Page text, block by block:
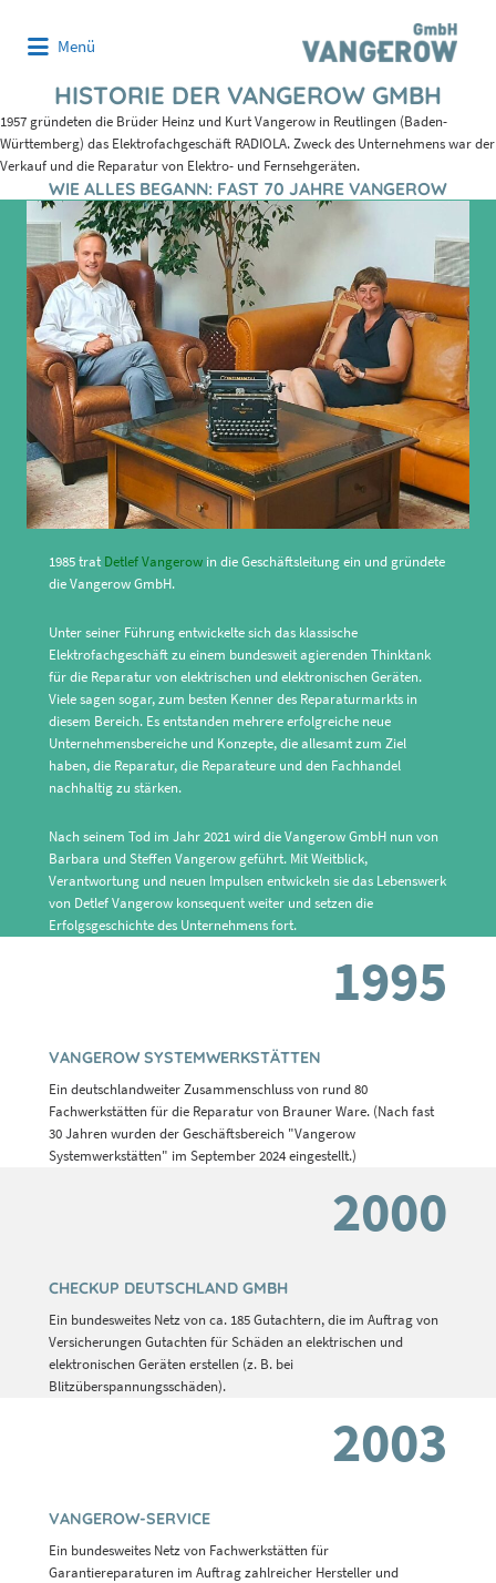
Menü
HISTORIE DER VANGEROW GMBH
1957 gründeten die Brüder Heinz und Kurt Vangerow in Reutlingen (Baden-
Württemberg) das Elektrofachgeschäft RADIOLA. Zweck des Unternehmens war der
Verkauf und die Reparatur von Elektro- und Fernsehgeräten.
WIE ALLES BEGANN: FAST 70 JAHRE VANGEROW
1985 trat Detlef Vangerow in die Geschäftsleitung ein und gründete
die Vangerow GmbH.
Unter seiner Führung entwickelte sich das klassische
Elektrofachgeschäft zu einem bundesweit agierenden Thinktank
für die Reparatur von elektrischen und elektronischen Geräten.
Viele sagen sogar, zum besten Kenner des Reparaturmarkts in
diesem Bereich. Es entstanden mehrere erfolgreiche neue
Unternehmensbereiche und Konzepte, die allesamt zum Ziel
haben, die Reparatur, die Reparateure und den Fachhandel
nachhaltig zu stärken.
Nach seinem Tod im Jahr 2021 wird die Vangerow GmbH nun von
Barbara und Steffen Vangerow geführt. Mit Weitblick,
Verantwortung und neuen Impulsen entwickeln sie das Lebenswerk
von Detlef Vangerow konsequent weiter und setzen die
Erfolgsgeschichte des Unternehmens fort.
1995
VANGEROW SYSTEMWERKSTÄTTEN
Ein deutschlandweiter Zusammenschluss von rund 80
Fachwerkstätten für die Reparatur von Brauner Ware. (Nach fast
30 Jahren wurden der Geschäftsbereich "Vangerow
Systemwerkstätten" im September 2024 eingestellt.)
2000
CHECKUP DEUTSCHLAND GMBH
Ein bundesweites Netz von ca. 185 Gutachtern, die im Auftrag von
Versicherungen Gutachten für Schäden an elektrischen und
elektronischen Geräten erstellen (z. B. bei
Blitzüberspannungsschäden).
2003
VANGEROW-SERVICE
Ein bundesweites Netz von Fachwerkstätten für
Garantiereparaturen im Auftrag zahlreicher Hersteller und